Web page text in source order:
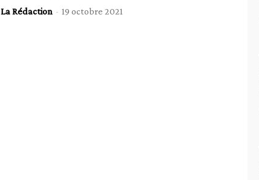
La Rédaction - 19 octobre 2021